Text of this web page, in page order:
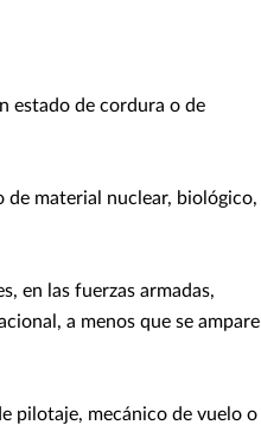
estado de cordura o de
de material nuclear, biológico,
en las fuerzas armadas,
a menos que se ampare
pilotaje, mecánico de vuelo o